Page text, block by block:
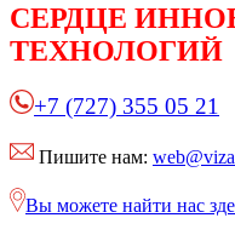
СЕРДЦЕ
ТЕХНОЛОГИЙ
+7 (727) 355 05 21
Пишите нам:
Вы можете найти нас